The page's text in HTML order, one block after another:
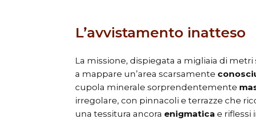
L’avvistamento inatteso
La missione, dispiegata a migliaia di
a mappare un’area scarsamente
cupola minerale sorprendentemente
irregolare, con pinnacoli e terrazze che
una tessitura ancora enigmatica e riflessi